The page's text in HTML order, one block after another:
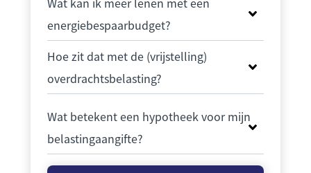
energiebespaarbudget?
Hoe zit dat met de (vrijstelling)
overdrachtsbelasting?
Wat betekent een hypotheek voor mijn
belastingaangifte?